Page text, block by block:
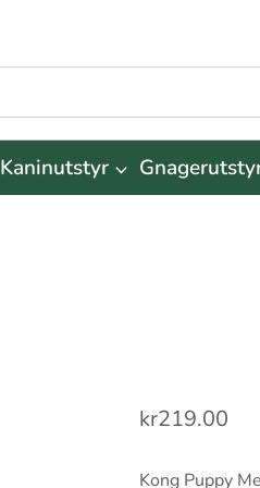
Kaninutstyr
kr219.00
Kong Puppy